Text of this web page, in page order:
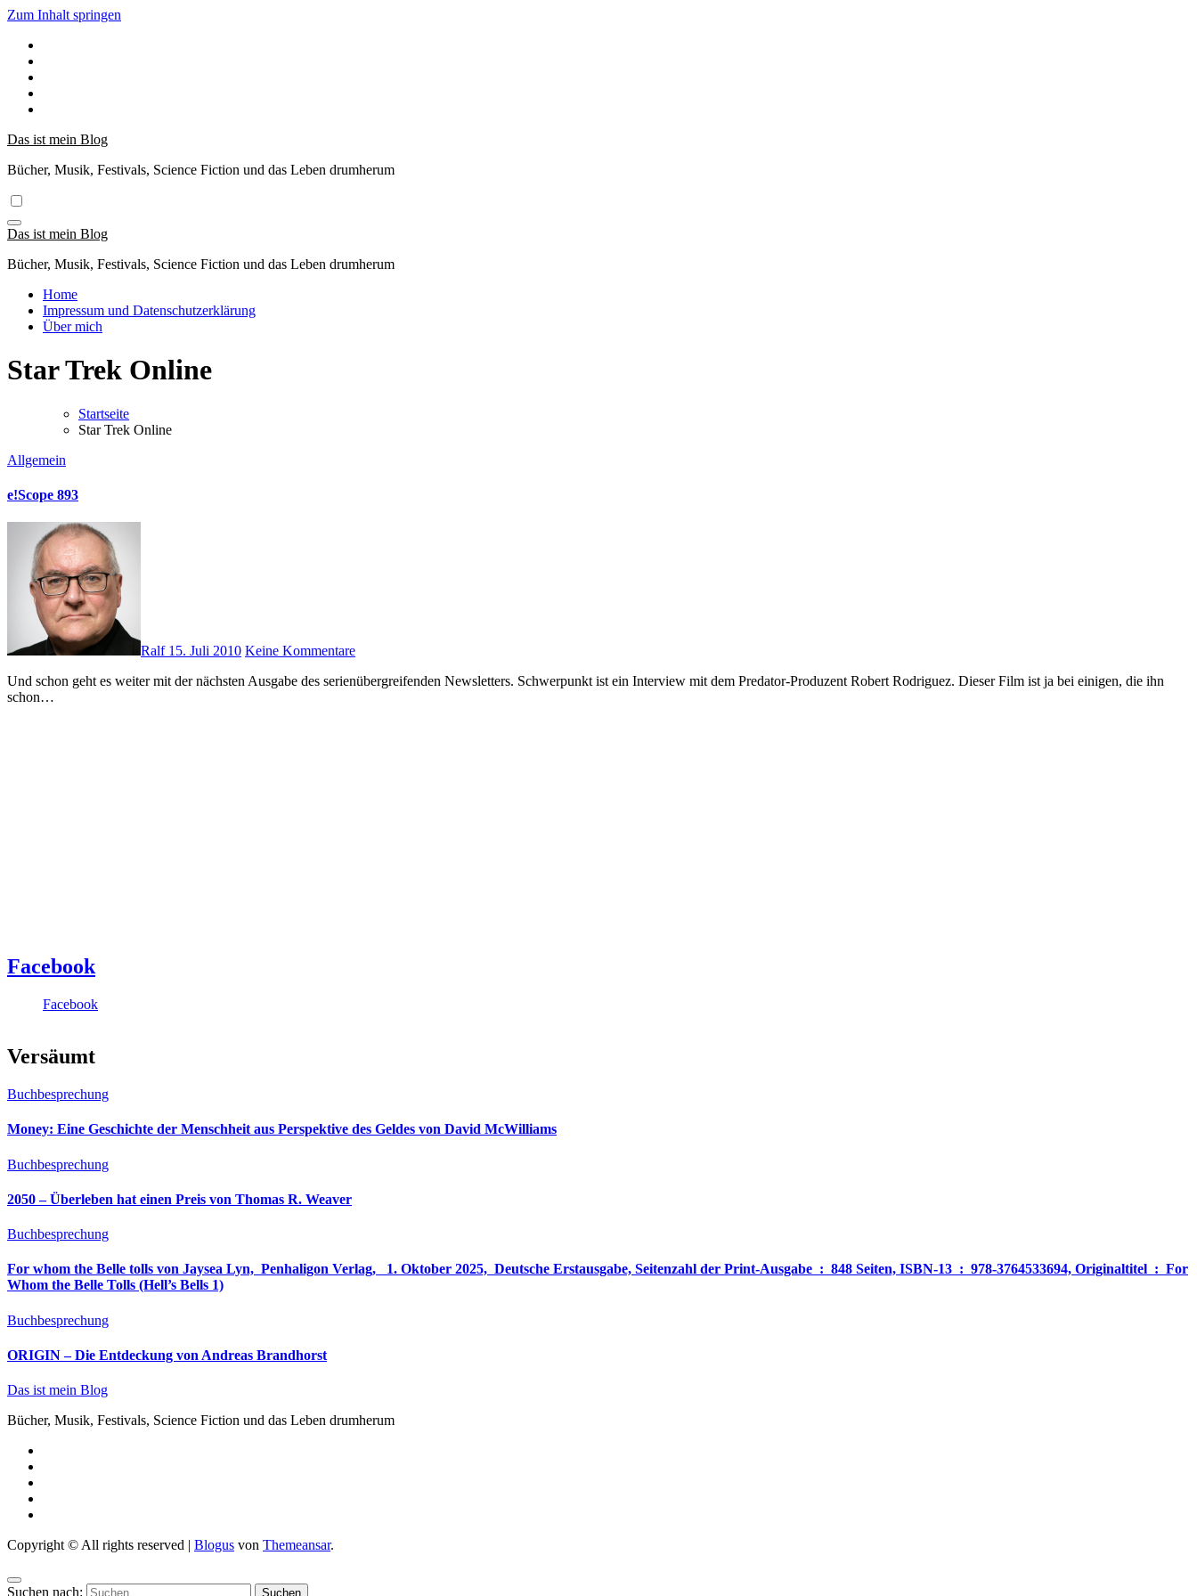
Zum Inhalt springen
Das ist mein Blog
Bücher, Musik, Festivals, Science Fiction und das Leben drumherum
Das ist mein Blog
Bücher, Musik, Festivals, Science Fiction und das Leben drumherum
Home
Impressum und Datenschutzerklärung
Über mich
Star Trek Online
Startseite
Star Trek Online
Allgemein
e!Scope 893
Ralf 15. Juli 2010 Keine Kommentare
Und schon geht es weiter mit der nächsten Ausgabe des serienübergreifenden Newsletters. Schwerpunkt ist ein Interview mit dem Predator-Produzent Robert Rodriguez. Dieser Film ist ja bei einigen, die ihn
schon…
Facebook
Facebook
Versäumt
Buchbesprechung
Money: Eine Geschichte der Menschheit aus Perspektive des Geldes von David McWilliams
Buchbesprechung
2050 – Überleben hat einen Preis von Thomas R. Weaver
Buchbesprechung
For whom the Belle tolls von Jaysea Lyn, ‎ Penhaligon Verlag, ‎ 1. Oktober 2025, ‎ Deutsche Erstausgabe, Seitenzahl der Print-Ausgabe ‏ : ‎ 848 Seiten, ISBN-13 ‏ : ‎ 978-3764533694, Originaltitel ‏ : ‎ For
Whom the Belle Tolls (Hell’s Bells 1)
Buchbesprechung
ORIGIN – Die Entdeckung von Andreas Brandhorst
Das ist mein Blog
Bücher, Musik, Festivals, Science Fiction und das Leben drumherum
Copyright © All rights reserved | Blogus von Themeansar.
Suchen nach: